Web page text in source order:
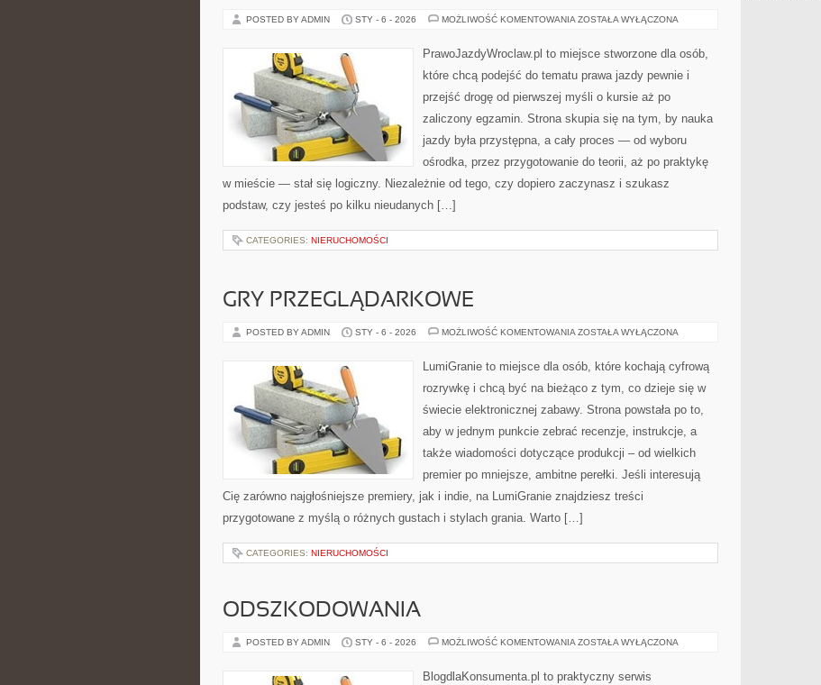
POSTED BY ADMIN STY - 6 - 2026 MOŻLIWOŚĆ KOMENTOWANIA PALIWA
JAZDY
ZOSTAŁA WYŁĄCZONA
PrawoJazdyWroclaw.pl to miejsce stworzone dla osób,
które chcą podejść do tematu prawa jazdy pewnie i
przejść drogę od pierwszej myśli o kursie aż po
zaliczony egzamin. Strona skupia się na tym, by nauka
jazdy była przystępna, a cały proces — od wyboru
ośrodka, przez przygotowanie do teorii, aż po praktykę
w mieście — stał się logiczny. Niezależnie od tego, czy dopiero zaczynasz i szukasz
podstaw, czy jesteś po kilku nieudanych […]
CATEGORIES: NIERUCHOMOŚCI
GRY PRZEGLĄDARKOWE
POSTED BY ADMIN STY - 6 - 2026 MOŻLIWOŚĆ KOMENTOWANIA GRY
ZOSTAŁA WYŁĄCZONA
LumiGranie to miejsce dla osób, które kochają cyfrową
rozrywkę i chcą być na bieżąco z tym, co dzieje się w
świecie elektronicznej zabawy. Strona powstała po to,
aby w jednym punkcie zebrać recenzje, instrukcje, a
także wiadomości dotyczące produkcji – od wielkich
premier po mniejsze, ambitne perełki. Jeśli interesują
Cię zarówno najgłośniejsze premiery, jak i indie, na LumiGranie znajdziesz treści
przygotowane z myślą o różnych gustach i stylach grania. Warto […]
CATEGORIES: NIERUCHOMOŚCI
ODSZKODOWANIA
POSTED BY ADMIN STY - 6 - 2026 MOŻLIWOŚĆ KOMENTOWANIA ODSZKODOWANIA
ZOSTAŁA WYŁĄCZONA
BlogdlaKonsumenta.pl to praktyczny serwis